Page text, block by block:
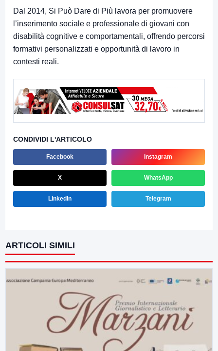
Dal 2014, Si Può Dare di Più lavora per promuovere
l’inserimento sociale e professionale di giovani con
disabilità cognitive e comportamentali, offrendo percorsi
formativi personalizzati e opportunità di lavoro in
contesti reali.
CONDIVIDI L'ARTICOLO
Facebook Instagram
X WhatsApp
LinkedIn Telegram
ARTICOLI SIMILI